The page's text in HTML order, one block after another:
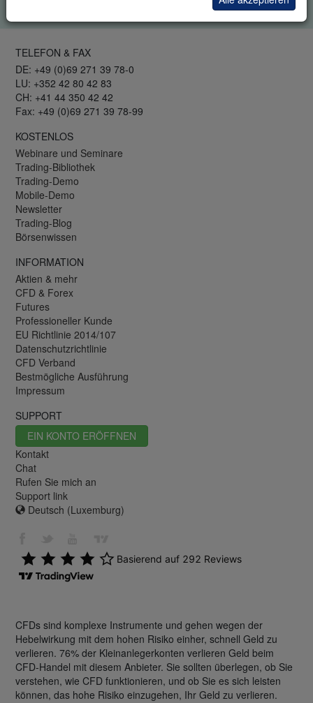
TELEFON & FAX
DE: +49 (0)69 271 39 78-0
LU: +352 42 80 42 83
CH: +41 44 350 42 42
Fax: +49 (0)69 271 39 78-99
KOSTENLOS
Webinare und Seminare
Trading-Bibliothek
Trading-Demo
Mobile-Demo
Newsletter
Trading-Blog
Börsenwissen
INFORMATION
Aktien & mehr
CFD & Forex
Futures
Professioneller Kunde
EU Richtlinie 2014/107
Datenschutzrichtlinie
CFD Verband
Bestmögliche Ausführung
Impressum
SUPPORT
EIN KONTO ERÖFFNEN
Kontakt
Chat
Rufen Sie mich an
Support link
Deutsch (Luxemburg)
CFDs sind komplexe Instrumente und gehen wegen der
Hebelwirkung mit dem hohen Risiko einher, schnell Geld zu
verlieren. 76% der Kleinanlegerkonten verlieren Geld beim
CFD-Handel mit diesem Anbieter. Sie sollten überlegen, ob Sie
verstehen, wie CFD funktionieren, und ob Sie es sich leisten
können, das hohe Risiko einzugehen, Ihr Geld zu verlieren.